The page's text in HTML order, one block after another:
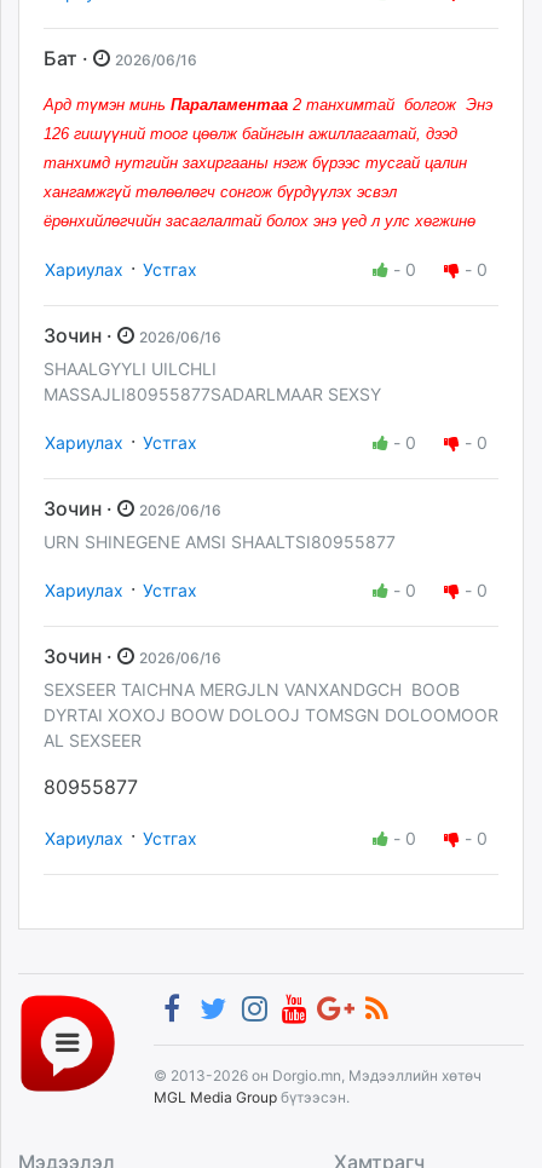
Бат · 2026/06/16
Ард түмэн минь Параламентаа 2 танхимтай болгож Энэ
126 гишүүний тоог цөөлж байнгын ажиллагаатай, дээд
танхимд нутгийн захиргааны нэгж бүрээс тусгай цалин
хангамжгүй төлөөлөгч сонгож бүрдүүлэх эсвэл
ёрөнхийлөгчийн засаглалтай болох энэ үед л улс хөгжинө
Хариулах · Устгах - 0 - 0
Зочин · 2026/06/16
SHAALGYYLI UILCHLI
MASSAJLI80955877SADARLMAAR SEXSY
Хариулах · Устгах - 0 - 0
Зочин · 2026/06/16
URN SHINEGENE AMSI SHAALTSI80955877
Хариулах · Устгах - 0 - 0
Зочин · 2026/06/16
SEXSEER TAICHNA MERGJLN VANXANDGCH BOOB
DYRTAI XOXOJ BOOW DOLOOJ TOMSGN DOLOOMOOR
AL SEXSEER
80955877
Хариулах · Устгах - 0 - 0
© 2013-2026 он Dorgio.mn, Мэдээллийн хөтөч
MGL Media Group бүтээсэн.
Мэдээлэл Хамтрагч